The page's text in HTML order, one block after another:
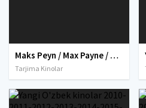
Maks Peyn / Max Payne / Maks Payne Uzbek tilida 2008 O'zbekcha tarjima kino Full HD skachat
Tarjima Kinolar